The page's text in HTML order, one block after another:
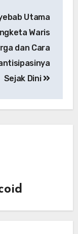
Utama
Waris
dan Cara
Sejak Dini